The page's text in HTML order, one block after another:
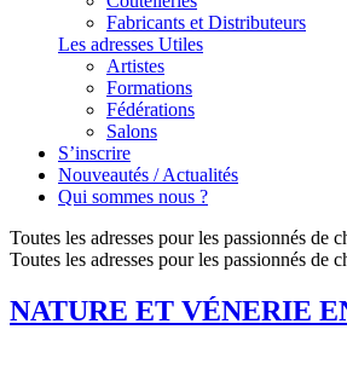
Fabricants et Distributeurs
Les adresses Utiles
Artistes
Formations
Fédérations
Salons
S’inscrire
Nouveautés / Actualités
Qui sommes nous ?
Toutes les adresses pour les passionnés de
Toutes les adresses pour les passionnés de
NATURE ET VÉNERIE